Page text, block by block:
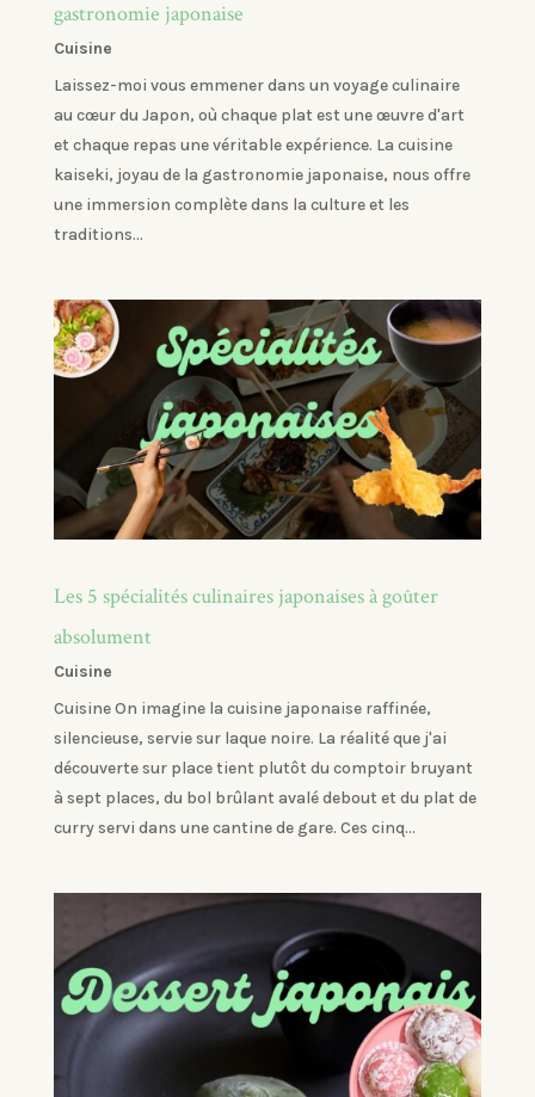
gastronomie japonaise
Cuisine
Laissez-moi vous emmener dans un voyage culinaire
au cœur du Japon, où chaque plat est une œuvre d'art
et chaque repas une véritable expérience. La cuisine
kaiseki, joyau de la gastronomie japonaise, nous offre
une immersion complète dans la culture et les
traditions...
Les 5 spécialités culinaires japonaises à goûter
absolument
Cuisine
Cuisine On imagine la cuisine japonaise raffinée,
silencieuse, servie sur laque noire. La réalité que j'ai
découverte sur place tient plutôt du comptoir bruyant
à sept places, du bol brûlant avalé debout et du plat de
curry servi dans une cantine de gare. Ces cinq...